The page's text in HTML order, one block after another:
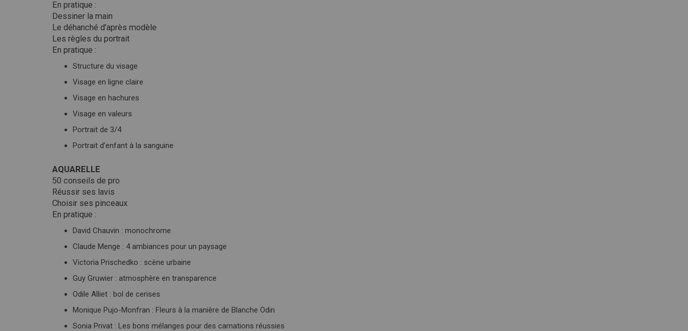
En pratique :
Dessiner la main
Le déhanché d’après modèle
Les règles du portrait
En pratique :
Structure du visage
Visage en ligne claire
Visage en hachures
Visage en valeurs
Portrait de 3/4
Portrait d’enfant à la sanguine
AQUARELLE
50 conseils de pro
Réussir ses lavis
Choisir ses pinceaux
En pratique :
David Chauvin : monochrome
Claude Menge : 4 ambiances pour un paysage
Victoria Prischedko : scène urbaine
Guy Gruwier : atmosphère en transparence
Odile Alliet : bol de cerises
Monique Pujo-Monfran : Fleurs à la manière de Blanche Odin
Sonia Privat : Les bons mélanges pour des carnations réussies